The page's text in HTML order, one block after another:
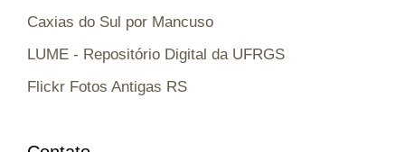
Caxias do Sul por Mancuso
LUME - Repositório Digital da UFRGS
Flickr Fotos Antigas RS